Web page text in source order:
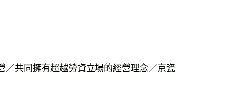
共同擁有超越勞資立場的經營理念／京瓷